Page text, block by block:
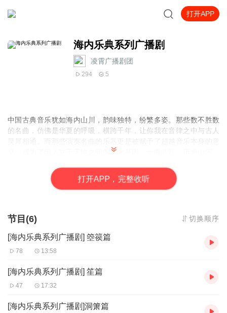
打开APP
海内乐典系列广播剧
凌霄广播剧团
294 5
中国古典音乐犹如海内山川，韵味独特，纷繁多姿。那些数不胜数
的名曲，仿佛是华夏的呼吸，横跨千年，让你我在音律之中与古人
义，成为了国人立于天地之间的文化基因。一曲八音，历遍山河，
品，全年龄国乐科普广播剧——【海内乐典】系列，敬请期待！
打开APP，完整收听
节目(6) 切换顺序
[海内乐典系列广播剧] 箜篌篇
78 13:58
[海内乐典系列广播剧] 笙篇
47 17:32
[海内乐典系列广播剧]洞箫篇